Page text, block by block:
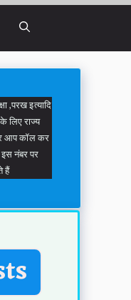
,परख इत्यादि
लिए राज्य
आप कॉल कर
नंबर पर
हैं